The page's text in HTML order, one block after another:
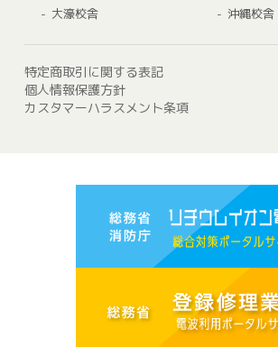
大濠校舎
沖縄校舎
特定商取引に関する表記
個人情報保護方針
カスタマーハラスメント条項